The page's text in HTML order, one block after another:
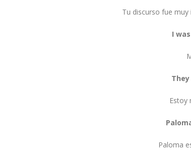
Tu discurso fue
I
Estoy
Paloma